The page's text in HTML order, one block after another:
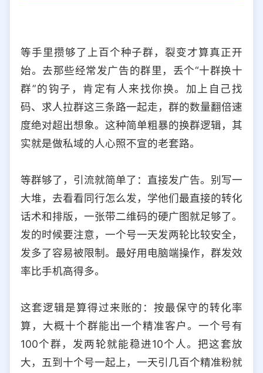
等手里攒够了上百个种子群，裂变才算真正开
始。去那些经常发广告的群里，丢个“十群换十
群”的钩子，肯定有人来找你换。加上自己找
码、求人拉群这三条路一起走，群的数量翻倍速
度绝对超出想象。这种简单粗暴的换群逻辑，其
实就是做私域的人心照不宣的老套路。
等群够了，引流就简单了：直接发广告。别写一
大堆，去看看同行怎么发，学他们最直接的转化
话术和排版，一张带二维码的硬广图就足够了。
发的时候要注意，一个号一天发两轮比较安全，
发多了容易被限制。最好用电脑端操作，群发效
率比手机高得多。
这套逻辑是算得过来账的：按最保守的转化率
算，大概十个群能出一个精准客户。一个号有
100个群，发两轮就能稳进10个人。把这套放
大，五到十个号一起上，一天引几百个精准粉就